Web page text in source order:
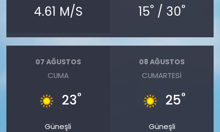
4.61 M/S 15° / 30°
07 AĞUSTOS
CUMA
23°
Güneşli
08 AĞUSTOS
CUMARTESI
25°
Güneşli